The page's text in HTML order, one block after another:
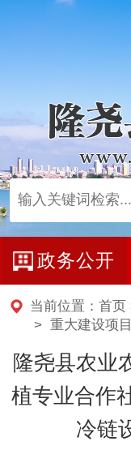
政务公开
当前位置： 首页
> 重大建设项目
隆尧县农业
植专业合作
冷链